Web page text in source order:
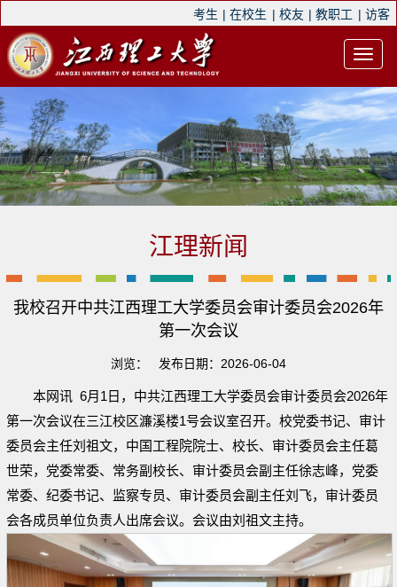
考生 | 在校生 | 校友 | 教职工 | 访客
江理新闻
我校召开中共江西理工大学委员会审计委员会2026年
第一次会议
浏览： 发布日期：2026-06-04
本网讯 6月1日， 中共江西理工大学委员会审计委员会2026年
第一次会议在三江校区濂溪楼1号会议室召开。校党委书记、审计
委员会主任刘祖文，中国工程院院士、校长、审计委员会主任葛
世荣，党委常委、常务副校长、审计委员会副主任徐志峰，党委
常委、纪委书记、监察专员、审计委员会副主任刘飞，审计委员
会各成员单位负责人出席会议。会议由刘祖文主持。